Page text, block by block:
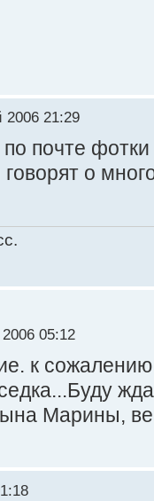
2006 21:29
почте
о
05:12
к
Марины,